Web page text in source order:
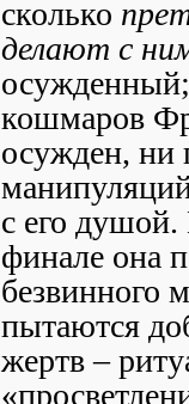
сколько
делают с
осужденный;
кошмаров
осужден, ни
с его
финале она
безвинного
пытаются
жертв –